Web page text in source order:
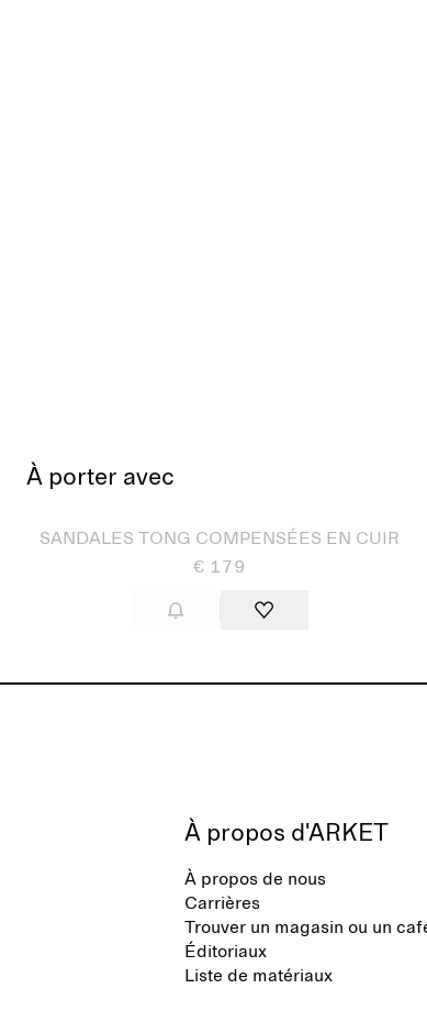
À porter avec
Épuisé
SANDALES TONG COMPENSÉES EN CUIR
€ 179
À propos d'ARKET
À propos de nous
Carrières
Trouver un magasin ou un
Éditoriaux
Liste de matériaux